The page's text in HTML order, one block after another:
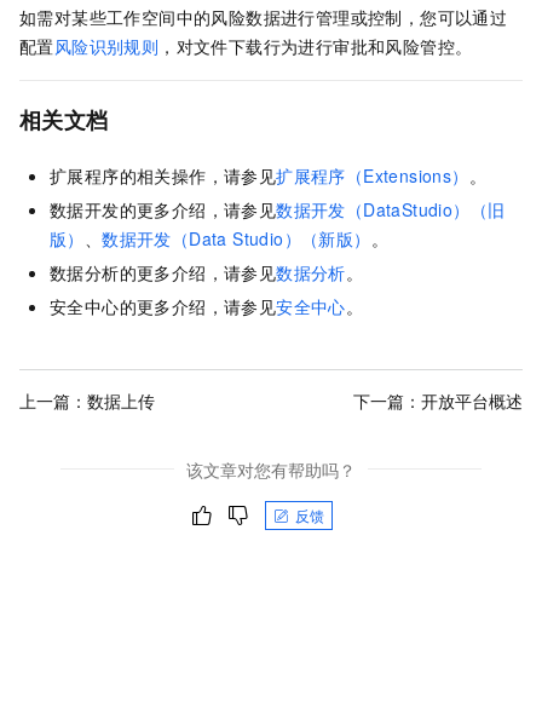
如需对某些工作空间中的风险数据进行管理或控制，您可以通过
配置风险识别规则 ，对文件下载行为进行审批和风险管控。
相关文档
扩展程序的相关操作，请参见扩展程序（Extensions） 。
数据开发的更多介绍，请参见数据开发（DataStudio）（旧
版）
、数据开发（Data Studio）（新版） 。
数据分析的更多介绍，请参见数据分析。
安全中心的更多介绍，请参见安全中心。
上一篇： 数据上传 下一篇： 开放平台概述
该文章对您有帮助吗？
反馈